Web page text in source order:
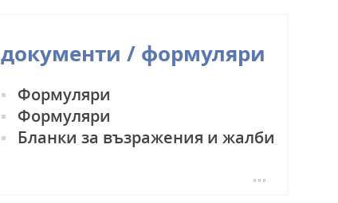
консултантски фирми
документи / формуляри
Формуляри
Формуляри
Бланки за възражения и жалби